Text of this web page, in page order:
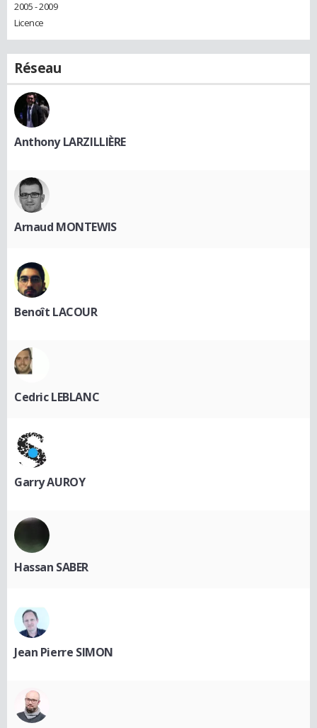
2005 - 2009
Licence
Réseau
Anthony LARZILLIÈRE
Arnaud MONTEWIS
Benoît LACOUR
Cedric LEBLANC
Garry AUROY
Hassan SABER
Jean Pierre SIMON